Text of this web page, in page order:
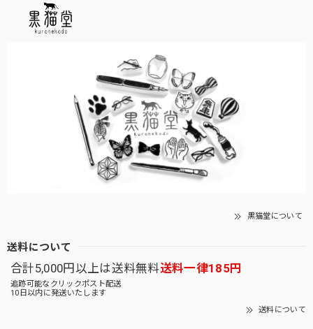
黒猫堂について
送料について
合計5,000円以上は送料無料送料一律185円
追跡可能なクリックポスト配送
10日以内に発送いたします
送料について